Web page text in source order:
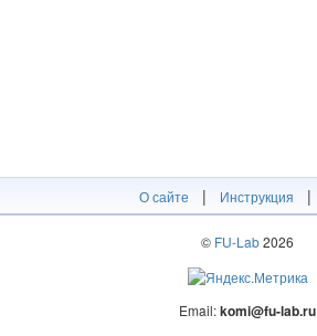
О сайте | Инструкция |
© FU-Lab2026
Email:komi@fu-lab.ru